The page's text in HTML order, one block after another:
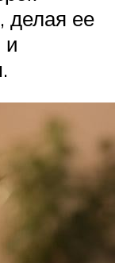
делая ее
и